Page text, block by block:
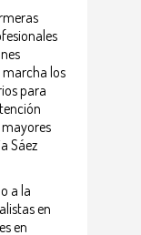
marcha los
para
Sáez
a la
en
en